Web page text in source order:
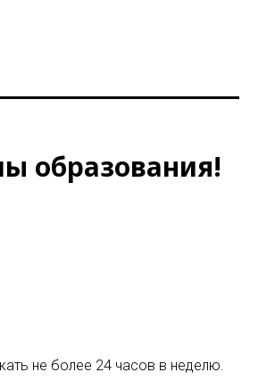
образования!
не более 24 часов в неделю.